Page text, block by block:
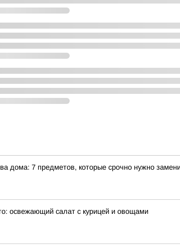
дома: 7 предметов, которые срочно нужно
освежающий салат с курицей и овощами